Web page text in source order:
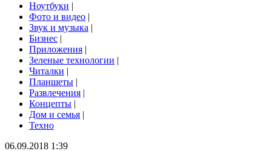
Ноутбуки |
Фото и видео |
Звук и музыка |
Бизнес |
Приложения |
Зеленые технологии |
Читалки |
Планшеты |
Развлечения |
Концепты |
Дом и семья |
Техно
06.09.2018 1:39